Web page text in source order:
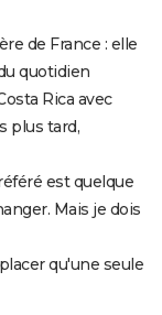
de France : elle
quotidien
Rica avec
plus tard,
est quelque
Mais je dois
qu'une seule